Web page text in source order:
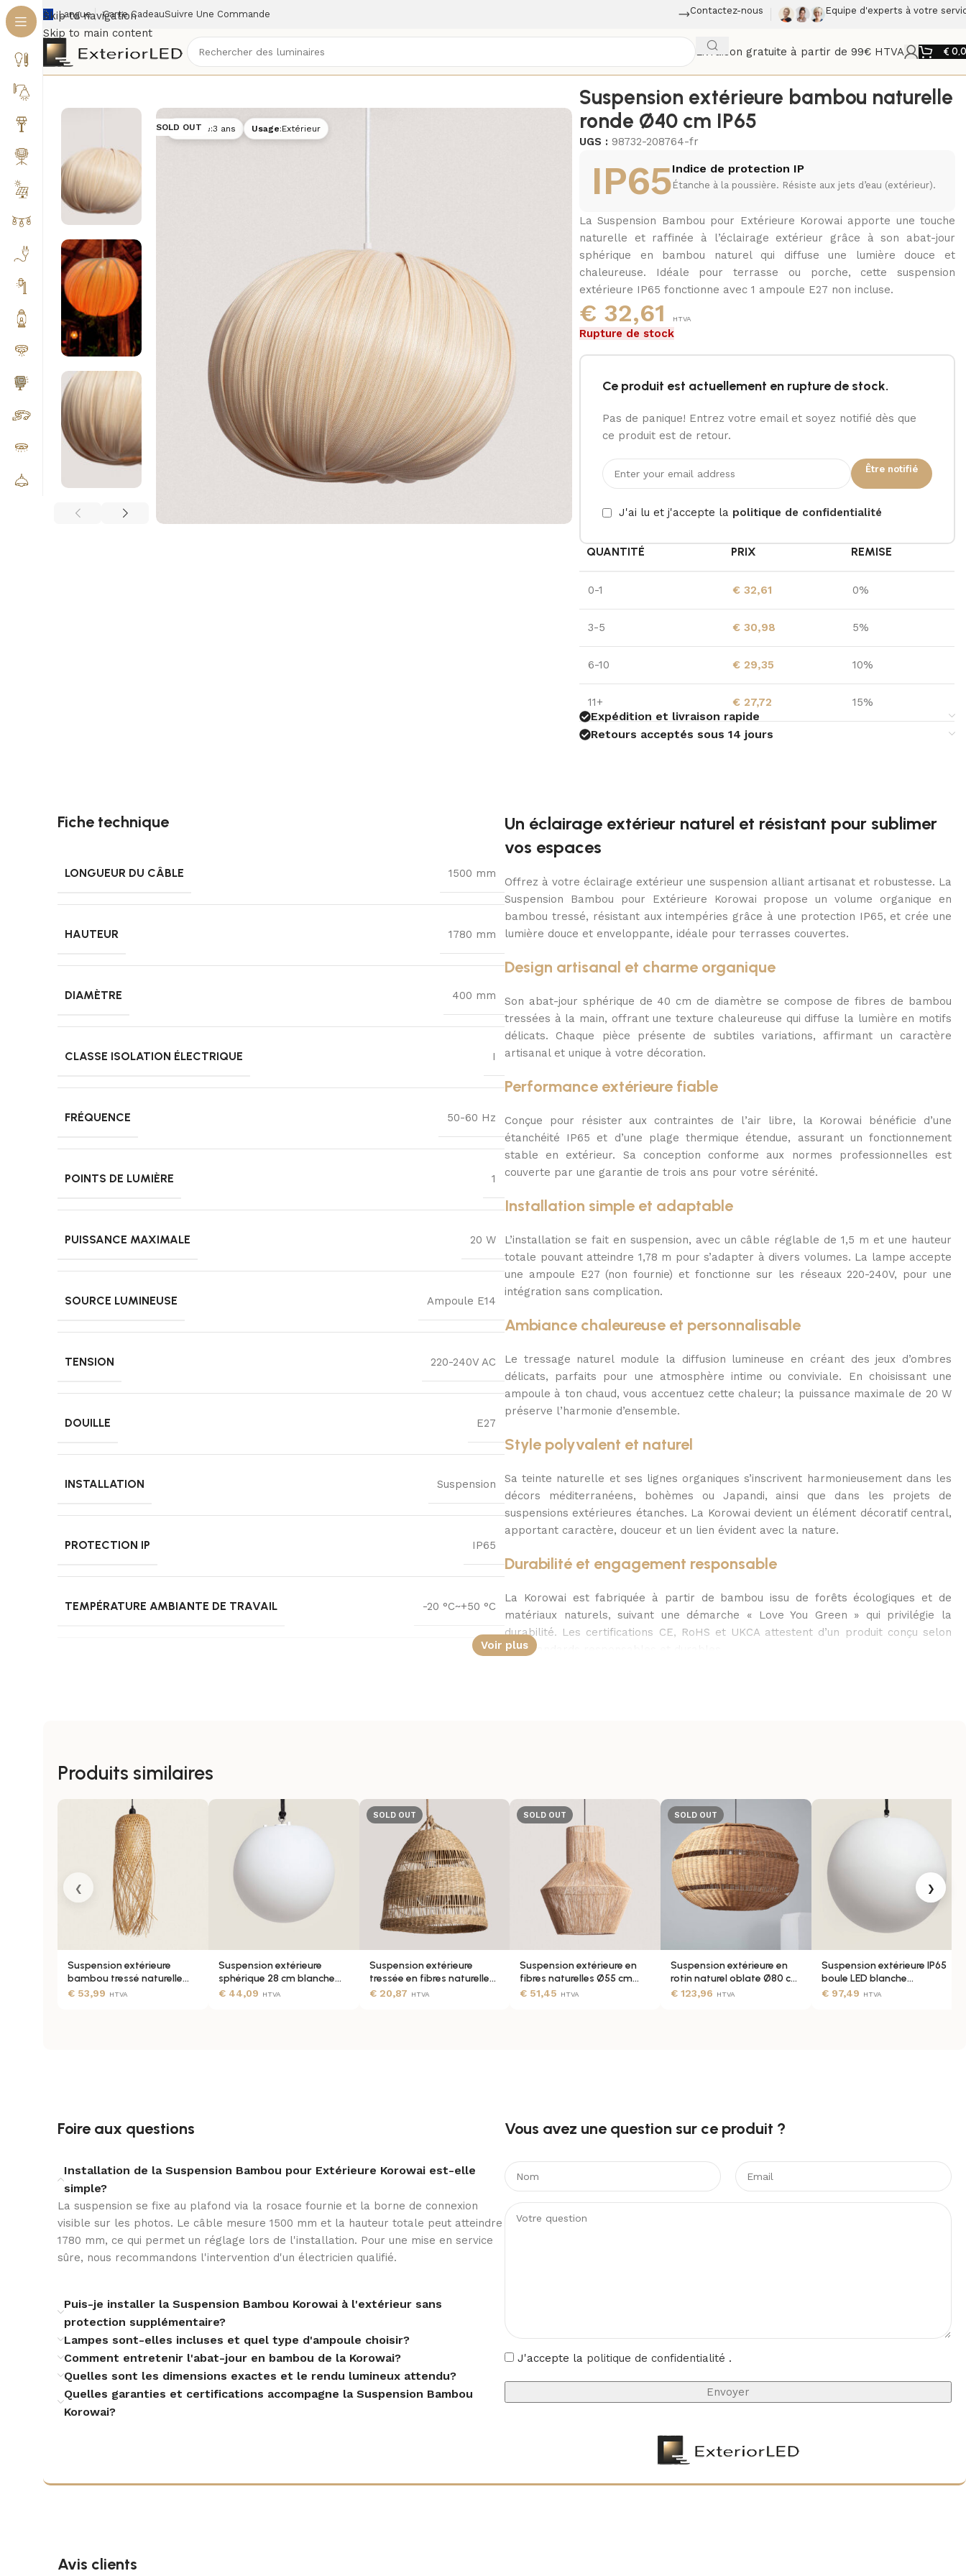
Skip to navigation
Skip to main content
Langue Carte CadeauSuivre Une Commande Contactez-nous Equipe d'experts à votre
Livraison gratuite à partir de 99€ HTVA €
Accueil /Suspensions extérieures/Suspensions extérieures 100% étanches (IP65)/
SOLD OUT
Garantie:3 ans Usage:Extérieur
Suspension extérieure bambou naturelle
ronde Ø40 cm IP65
UGS : 98732-208764-fr
IP65Indice de protection IP
Étanche à la poussière. Résiste aux jets d’eau (extérieur).
La Suspension Bambou pour Extérieure Korowai apporte une touche
naturelle et raffinée à l’éclairage extérieur grâce à son abat-jour
sphérique en bambou naturel qui diffuse une lumière douce et
chaleureuse. Idéale pour terrasse ou porche, cette suspension
extérieure IP65 fonctionne avec 1 ampoule E27 non incluse.
€ 32,61 HTVA
Rupture de stock
Ce produit est actuellement en rupture de stock.
Pas de panique! Entrez votre email et soyez notifié dès que
ce produit est de retour.
Être notifié
J'ai lu et j'accepte la politique de confidentialité
QUANTITÉ PRIX REMISE
0-1 € 32,61 0%
3-5 € 30,98 5%
6-10 € 29,35 10%
11+ € 27,72 15%
Expédition et livraison rapide
Retours acceptés sous 14 jours
Fiche technique
LONGUEUR DU CÂBLE 1500 mm
HAUTEUR 1780 mm
DIAMÈTRE 400 mm
CLASSE ISOLATION ÉLECTRIQUE I
FRÉQUENCE 50-60 Hz
POINTS DE LUMIÈRE 1
PUISSANCE MAXIMALE 20 W
SOURCE LUMINEUSE Ampoule E14
TENSION 220-240V AC
DOUILLE E27
INSTALLATION Suspension
PROTECTION IP IP65
TEMPÉRATURE AMBIANTE DE TRAVAIL -20 °C~+50 °C
N'INCLUT PAS Ampoules
CERTIFICATS CE, RoHS, UKCA
GARANTIE 3 ans
Un éclairage extérieur naturel et résistant pour sublimer
vos espaces
Offrez à votre éclairage extérieur une suspension alliant artisanat et robustesse. La
Suspension Bambou pour Extérieure Korowai propose un volume organique en
bambou tressé, résistant aux intempéries grâce à une protection IP65, et crée une
lumière douce et enveloppante, idéale pour terrasses couvertes.
Design artisanal et charme organique
Son abat-jour sphérique de 40 cm de diamètre se compose de fibres de bambou
tressées à la main, offrant une texture chaleureuse qui diffuse la lumière en motifs
délicats. Chaque pièce présente de subtiles variations, affirmant un caractère
artisanal et unique à votre décoration.
Performance extérieure fiable
Conçue pour résister aux contraintes de l’air libre, la Korowai bénéficie d’une
étanchéité IP65 et d’une plage thermique étendue, assurant un fonctionnement
stable en extérieur. Sa conception conforme aux normes professionnelles est
couverte par une garantie de trois ans pour votre sérénité.
Installation simple et adaptable
L’installation se fait en suspension, avec un câble réglable de 1,5 m et une hauteur
totale pouvant atteindre 1,78 m pour s’adapter à divers volumes. La lampe accepte
une ampoule E27 (non fournie) et fonctionne sur les réseaux 220-240V, pour une
intégration sans complication.
Ambiance chaleureuse et personnalisable
Le tressage naturel module la diffusion lumineuse en créant des jeux d’ombres
délicats, parfaits pour une atmosphère intime ou conviviale. En choisissant une
ampoule à ton chaud, vous accentuez cette chaleur; la puissance maximale de 20 W
préserve l’harmonie d’ensemble.
Style polyvalent et naturel
Sa teinte naturelle et ses lignes organiques s’inscrivent harmonieusement dans les
décors méditerranéens, bohèmes ou Japandi, ainsi que dans les projets de
suspensions extérieures étanches. La Korowai devient un élément décoratif central,
apportant caractère, douceur et un lien évident avec la nature.
Durabilité et engagement responsable
La Korowai est fabriquée à partir de bambou issu de forêts écologiques et de
matériaux naturels, suivant une démarche « Love You Green » qui privilégie la
durabilité. Les certifications CE, RoHS et UKCA attestent d’un produit conçu selon
des standards responsables et durables.
Voir plus
Produits similaires
Suspension extérieure
bambou tressé naturelle
IP65
€ 53,99 HTVA
Suspension extérieure
sphérique 28 cm blanche
IP65 rechargeable
€44,09 HTVA
SOLD OUT
Suspension extérieure
tressée en fibres naturelles
IP65 Ø36 cm
€20,87 HTVA
SOLD OUT
Suspension extérieure en
fibres naturelles Ø55 cm
IP65
€ 51,45 HTVA
SOLD OUT
Suspension extérieure en
rotin naturel oblate Ø80 cm
IP65
€ 123,96 HTVA
Suspension extérieure IP65
boule LED blanche
rechargeable 45 cm
€ 97,49 HTVA
‹ ›
Foire aux questions
Installation de la Suspension Bambou pour Extérieure Korowai est-elle
simple?
La suspension se fixe au plafond via la rosace fournie et la borne de connexion
visible sur les photos. Le câble mesure 1500 mm et la hauteur totale peut atteindre
1780 mm, ce qui permet un réglage lors de l'installation. Pour une mise en service
sûre, nous recommandons l'intervention d'un électricien qualifié.
Puis-je installer la Suspension Bambou Korowai à l'extérieur sans
protection supplémentaire?
Lampes sont-elles incluses et quel type d'ampoule choisir?
Comment entretenir l'abat-jour en bambou de la Korowai?
Quelles sont les dimensions exactes et le rendu lumineux attendu?
Quelles garanties et certifications accompagne la Suspension Bambou
Korowai?
Vous avez une question sur ce produit ?​
J'accepte la politique de confidentialité .
Avis clients